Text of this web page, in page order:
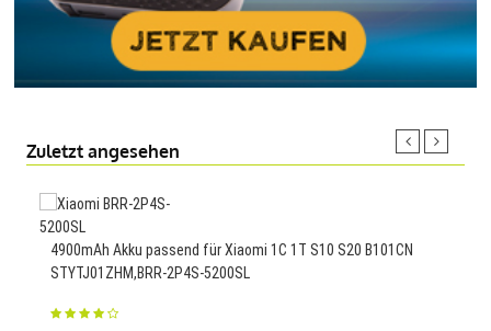
Zuletzt angesehen
4900mAh Akku passend für Xiaomi 1C 1T S10 S20 B101CN
STYTJ01ZHM,BRR-2P4S-5200SL